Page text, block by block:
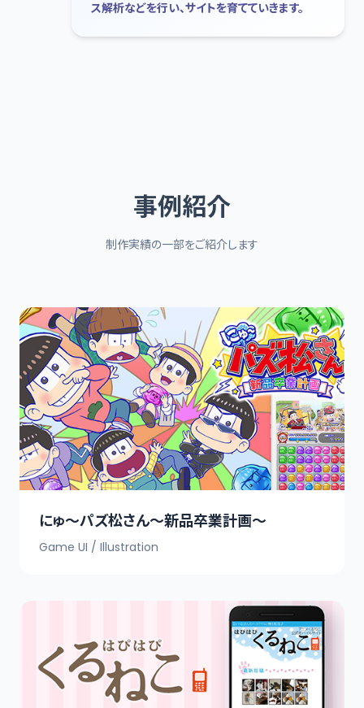
ス解析などを行い、サイトを育てていきます。
事例紹介
制作実績の一部をご紹介します
にゅ～パズ松さん～新品卒業計画～
Game UI / Illustration